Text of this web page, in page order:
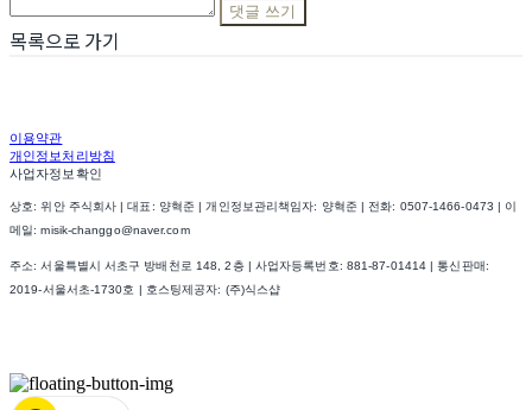
댓글 쓰기
목록으로 가기
이용약관
개인정보처리방침
사업자정보확인
상호: 위안 주식회사 | 대표: 양혁준 | 개인정보관리책임자: 양혁준 | 전화: 0507-1466-0473 | 이
메일: misik-changgo@naver.com
주소: 서울특별시 서초구 방배천로 148, 2층 | 사업자등록번호: 881-87-01414 | 통신판매:
2019-서울서초-1730호
| 호스팅제공자: (주)식스샵